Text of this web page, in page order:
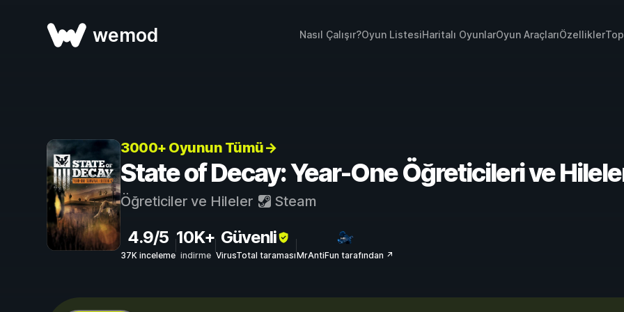
wemod Nasıl Çalışır?Oyun ListesiHaritalı OyunlarOyun AraçlarıÖzellikler
3000+ Oyunun Tümü→
State of Decay: Year-One Öğreticileri ve
Öğreticiler ve Hileler Steam
4.9/5
37K inceleme
10K+
indirme
Güvenli
VirusTotal taramasıMrAntiFun tarafından ↗